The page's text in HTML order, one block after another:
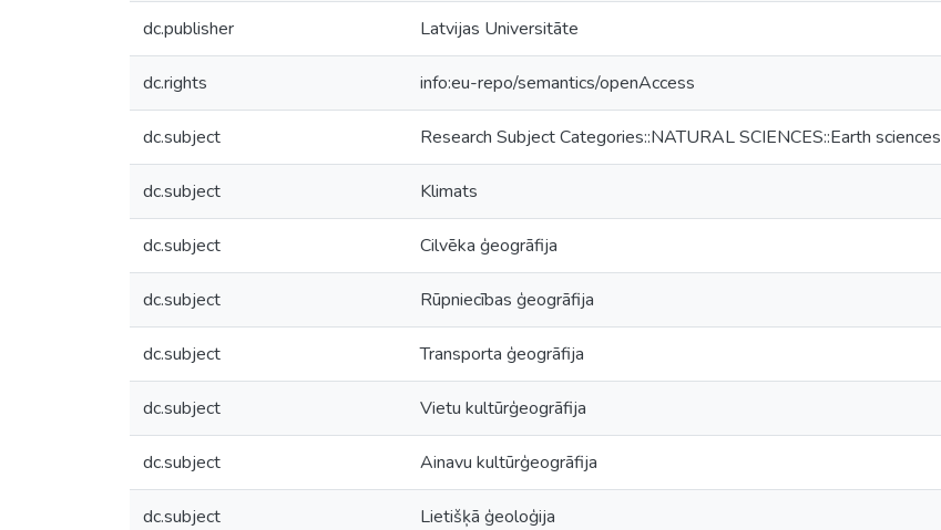
dc.publisher Latvijas Universitāte
dc.rights info:eu-repo/semantics/openAccess
dc.subject Research Subject Categories::NATURAL SCIENCES::Earth sciences
dc.subject Klimats
dc.subject Cilvēka ģeogrāfija
dc.subject Rūpniecības ģeogrāfija
dc.subject Transporta ģeogrāfija
dc.subject Vietu kultūrģeogrāfija
dc.subject Ainavu kultūrģeogrāfija
dc.subject Lietišķā ģeoloģija